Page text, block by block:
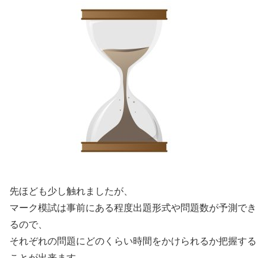
先ほども少し触れましたが、
マーク模試は事前にある程度出題形式や問題数が予測でき
るので、
それぞれの問題にどのくらい時間をかけられるか把握する